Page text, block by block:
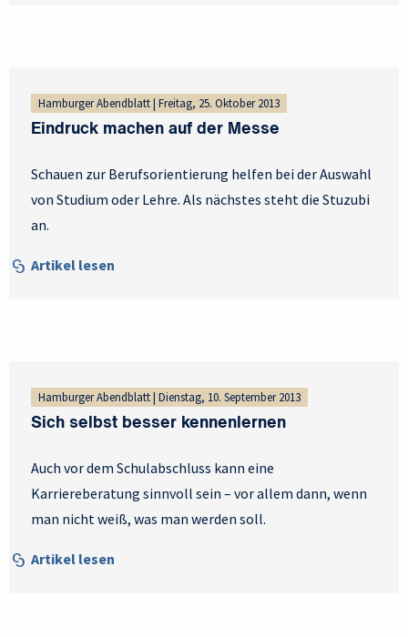
Hamburger Abendblatt | Freitag, 25. Oktober 2013
Eindruck machen auf der Messe
Schauen zur Berufsorientierung helfen bei der Auswahl
von Studium oder Lehre. Als nächstes steht die Stuzubi
an.
Artikel lesen
Hamburger Abendblatt | Dienstag, 10. September 2013
Sich selbst besser kennenlernen
Auch vor dem Schulabschluss kann eine
Karriereberatung sinnvoll sein – vor allem dann, wenn
man nicht weiß, was man werden soll.
Artikel lesen